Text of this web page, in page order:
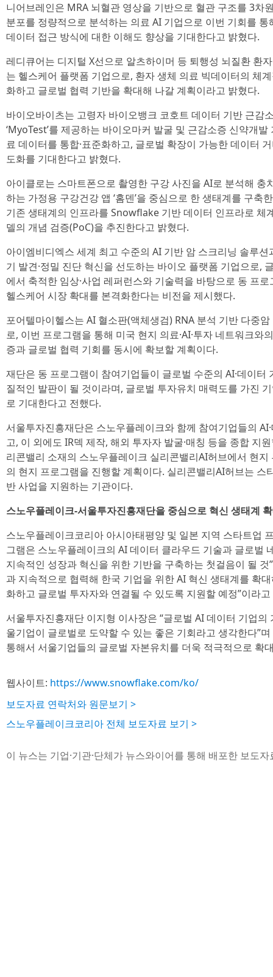
니어브레인은 MRA 뇌혈관 영상을 기반으로 혈관 구조를 3차
분포를 정량적으로 분석하는 의료 AI 기업으로 이번 기회를
데이터 접근 방식에 대한 이해도 향상을 기대한다고 밝혔다.
레디큐어는 디지털 X선으로 알츠하이머 등 퇴행성 뇌질환 환
는 헬스케어 플랫폼 기업으로, 환자 생체 의료 빅데이터의 체
화하고 글로벌 협력 기반을 확대해 나갈 계획이라고 밝혔다.
바이오바이츠는 고령자 바이오뱅크 코호트 데이터 기반 근감
‘MyoTest’를 제공하는 바이오마커 발굴 및 근감소증 신약개
료 데이터를 통합·표준화하고, 글로벌 확장이 가능한 데이터
도화를 기대한다고 밝혔다.
아이클로는 스마트폰으로 촬영한 구강 사진을 AI로 분석해 충
하는 가정용 구강건강 앱 ‘홈덴’을 중심으로 한 생태계를 구축
기존 생태계의 인프라를 Snowflake 기반 데이터 인프라로 체
델의 개념 검증(PoC)을 추진한다고 밝혔다.
아이엠비디엑스 세계 최고 수준의 AI 기반 암 스크리닝 솔루
기 발견·정밀 진단 혁신을 선도하는 바이오 플랫폼 기업으로,
에서 축적한 임상·사업 레퍼런스와 기술력을 바탕으로 동 프
헬스케어 시장 확대를 본격화한다는 비전을 제시했다.
포어텔마이헬스는 AI 혈소판(액체생검) RNA 분석 기반 다중
로, 이번 프로그램을 통해 미국 현지 의료·AI·투자 네트워크와
증과 글로벌 협력 기회를 동시에 확보할 계획이다.
재단은 동 프로그램이 참여기업들이 글로벌 수준의 AI·데이
질적인 발판이 될 것이라며, 글로벌 투자유치 매력도를 가진
로 기대한다고 전했다.
서울투자진흥재단은 스노우플레이크와 함께 참여기업들의
고, 이 외에도 IR덱 제작, 해외 투자자 발굴·매칭 등을 종합 지
리콘밸리 소재의 스노우플레이크 실리콘밸리AI허브에서 현
의 현지 프로그램을 진행할 계획이다. 실리콘밸리AI허브는 스
반 사업을 지원하는 기관이다.
스노우플레이크-서울투자진흥재단을 중심으로 혁신 생태계
스노우플레이크코리아 아시아태평양 및 일본 지역 스타트업
그램은 스노우플레이크의 AI 데이터 클라우드 기술과 글로벌
지속적인 성장과 혁신을 위한 기반을 구축하는 첫걸음이 될
과 지속적으로 협력해 한국 기업을 위한 AI 혁신 생태계를 확
화하고 글로벌 투자자와 연결될 수 있도록 지원할 예정”이라
서울투자진흥재단 이지형 이사장은 “글로벌 AI 데이터 기업
울기업이 글로벌로 도약할 수 있는 좋은 기회라고 생각한다”
통해서 서울기업들의 글로벌 자본유치를 더욱 적극적으로 확
웹사이트: https://www.snowflake.com/ko/
보도자료 연락처와 원문보기 >
스노우플레이크코리아 전체 보도자료 보기 >
이 뉴스는 기업·기관·단체가 뉴스와이어를 통해 배포한 보도